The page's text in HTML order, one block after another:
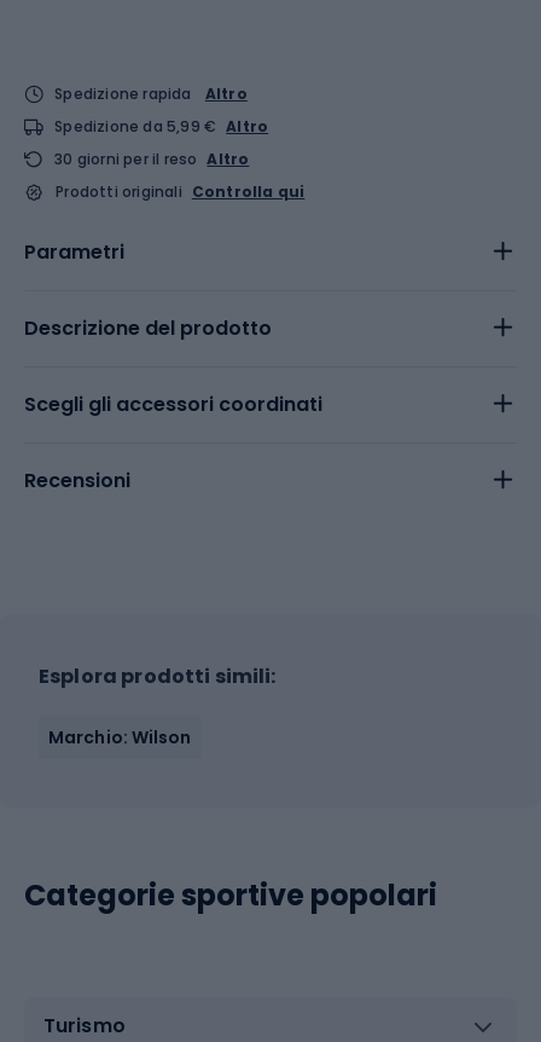
Spedizione rapida
Altro
Spedizione da 5,99 € Altro
30 giorni per il reso Altro
Prodotti originali Controlla qui
Parametri
Descrizione del prodotto
Scegli gli accessori coordinati
Recensioni
Esplora prodotti simili:
Marchio: Wilson
Categorie sportive popolari
Turismo